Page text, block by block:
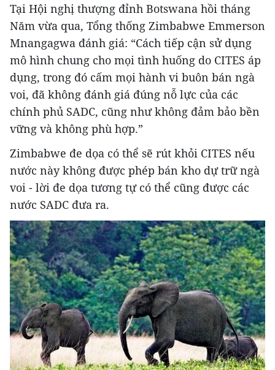
Tại Hội nghị thượng đỉnh Botswana hồi tháng
Năm vừa qua, Tổng thống Zimbabwe Emmerson
Mnangagwa đánh giá: “Cách tiếp cận sử dụng
mô hình chung cho mọi tình huống do CITES áp
dụng, trong đó cấm mọi hành vi buôn bán ngà
voi, đã không đánh giá đúng nỗ lực của các
chính phủ SADC, cũng như không đảm bảo bền
vững và không phù hợp.”
Zimbabwe đe dọa có thể sẽ rút khỏi CITES nếu
nước này không được phép bán kho dự trữ ngà
voi - lời đe dọa tương tự có thể cũng được các
nước SADC đưa ra.